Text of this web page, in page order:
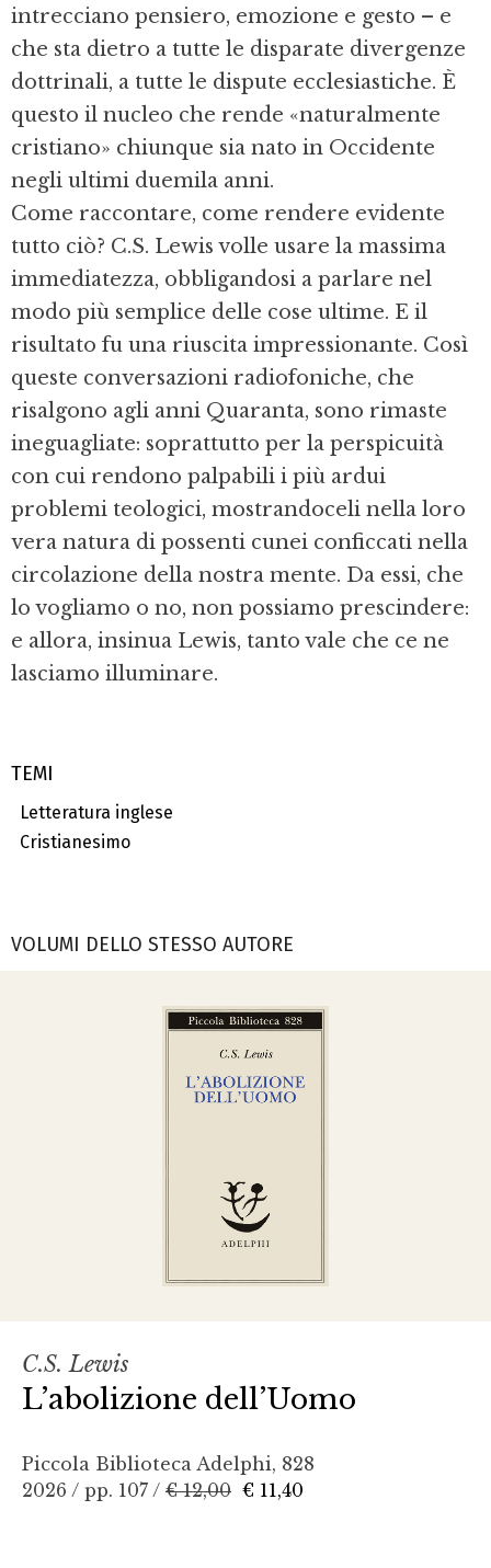
TEMI
Letteratura inglese
Cristianesimo
intrecciano pensiero, emozione e gesto – e
che sta dietro a tutte le disparate divergenze
dottrinali, a tutte le dispute ecclesiastiche. È
questo il nucleo che rende «naturalmente
cristiano» chiunque sia nato in Occidente
negli ultimi duemila anni.
Come raccontare, come rendere evidente
tutto ciò? C.S. Lewis volle usare la massima
immediatezza, obbligandosi a parlare nel
modo più semplice delle cose ultime. E il
risultato fu una riuscita impressionante. Così
queste conversazioni radiofoniche, che
risalgono agli anni Quaranta, sono rimaste
ineguagliate: soprattutto per la perspicuità
con cui rendono palpabili i più ardui
problemi teologici, mostrandoceli nella loro
vera natura di possenti cunei conficcati nella
circolazione della nostra mente. Da essi, che
lo vogliamo o no, non possiamo prescindere:
e allora, insinua Lewis, tanto vale che ce ne
lasciamo illuminare.
VOLUMI DELLO STESSO AUTORE
C.S. Lewis
L’abolizione dell’Uomo
Piccola Biblioteca Adelphi, 828
2026 / pp. 107 / € 12,00 € 11,40